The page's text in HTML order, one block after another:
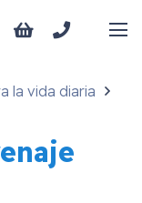
la vida diaria